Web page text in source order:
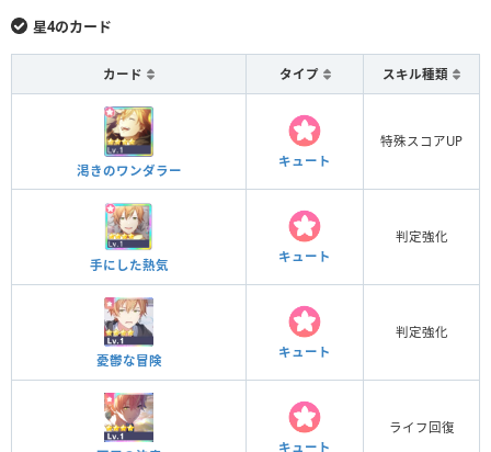
星4のカード
カード タイプ スキル種類
渇きのワンダラー
キュート
特殊スコアUP
手にした熱気
キュート
判定強化
憂鬱な冒険
キュート
判定強化
キュート
ライフ回復